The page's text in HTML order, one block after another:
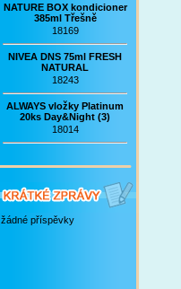
NATURE BOX kondicioner
385ml Třešně
18169
NIVEA DNS 75ml FRESH
NATURAL
18243
ALWAYS vložky Platinum
20ks Day&Night (3)
18014
žádné příspěvky